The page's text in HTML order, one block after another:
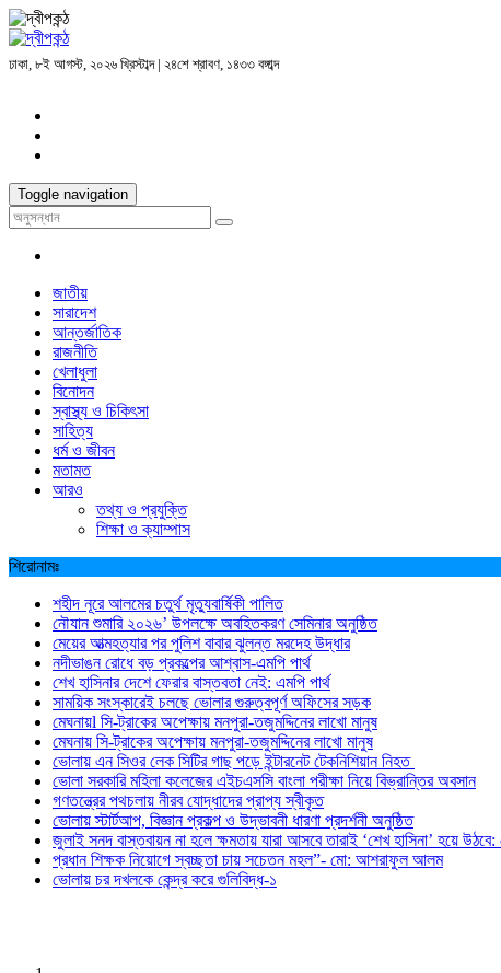
ঢাকা, ৮ই আগস্ট, ২০২৬ খ্রিস্টাব্দ | ২৪শে শ্রাবণ, ১৪৩৩ বঙ্গাব্দ
Toggle navigation
জাতীয়
সারাদেশ
আন্তর্জাতিক
রাজনীতি
খেলাধুলা
বিনোদন
স্বাস্থ্য ও চিকিৎসা
সাহিত্য
ধর্ম ও জীবন
মতামত
আরও
তথ্য ও প্রযুক্তি
শিক্ষা ও ক্যাম্পাস
শিরোনামঃ
শহীদ নূরে আলমের চতুর্থ মৃত্যুবার্ষিকী পালিত
নৌযান শুমারি ২০২৬’ উপলক্ষে অবহিতকরণ সেমিনার অনুষ্ঠিত
মেয়ের আত্মহত্যার পর পুলিশ বাবার ঝুলন্ত মরদেহ উদ্ধার
নদীভাঙন রোধে বড় প্রকল্পের আশ্বাস-এমপি পার্থ
শেখ হাসিনার দেশে ফেরার বাস্তবতা নেই: এমপি পার্থ
সাময়িক সংস্কারেই চলছে ভোলার গুরুত্বপূর্ণ অফিসের সড়ক
মেঘনায়l সি-ট্রাকের অপেক্ষায় মনপুরা-তজুমদ্দিনের লাখো মানুষ
মেঘনায় সি-ট্রাকের অপেক্ষায় মনপুরা-তজুমদ্দিনের লাখো মানুষ
ভোলায় এন সিওর লেক সিটির গাছ পড়ে ইন্টারনেট টেকনিশিয়ান নিহত
ভোলা সরকারি মহিলা কলেজের এইচএসসি বাংলা পরীক্ষা নিয়ে বিভ্রান্তির অবসান
গণতন্ত্রের পথচলায় নীরব যোদ্ধাদের প্রাপ্য স্বীকৃত
ভোলায় স্টার্টআপ, বিজ্ঞান প্রকল্প ও উদ্ভাবনী ধারণা প্রদর্শনী অনুষ্ঠিত
জুলাই সনদ বাস্তবায়ন না হলে ক্ষমতায় যারা আসবে তারাই ‘শেখ হাসিনা’ হয়ে
প্রধান শিক্ষক নিয়োগে স্বচ্ছতা চায় সচেতন মহল”- মো: আশরাফুল আলম
ভোলায় চর দখলকে কেন্দ্র করে গুলিবিদ্ধ-১